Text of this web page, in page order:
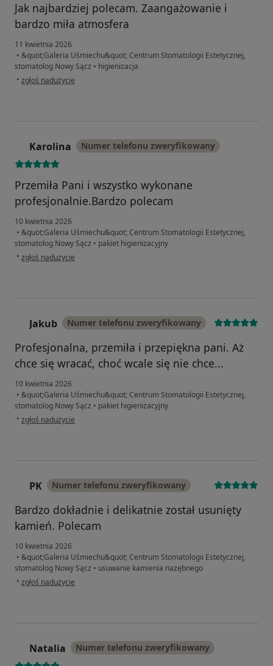
Jak najbardziej polecam. Zaangażowanie i
bardzo miła atmosfera
11 kwietnia 2026
• &quot;Galeria Uśmiechu&quot; Centrum Stomatologii Estetycznej,
stomatolog Nowy Sącz • higienizacja
• w opinii użytkownika Michał
zgłoś nadużycie
Karolina Numer telefonu zweryfikowany
Przemiła Pani i wszystko wykonane
profesjonalnie.Bardzo polecam
10 kwietnia 2026
• &quot;Galeria Uśmiechu&quot; Centrum Stomatologii Estetycznej,
stomatolog Nowy Sącz • pakiet higienizacyjny
• w opinii użytkownika Karolina
zgłoś nadużycie
Jakub Numer telefonu zweryfikowany
Profesjonalna, przemiła i przepiękna pani. Aż
chce się wracać, choć wcale się nie chce...
10 kwietnia 2026
• &quot;Galeria Uśmiechu&quot; Centrum Stomatologii Estetycznej,
stomatolog Nowy Sącz • pakiet higienizacyjny
• w opinii użytkownika Jakub
zgłoś nadużycie
PK Numer telefonu zweryfikowany
Bardzo dokładnie i delikatnie został usunięty
kamień. Polecam
10 kwietnia 2026
• &quot;Galeria Uśmiechu&quot; Centrum Stomatologii Estetycznej,
stomatolog Nowy Sącz • usuwanie kamienia nazębnego
• w opinii użytkownika PK
zgłoś nadużycie
Natalia Numer telefonu zweryfikowany